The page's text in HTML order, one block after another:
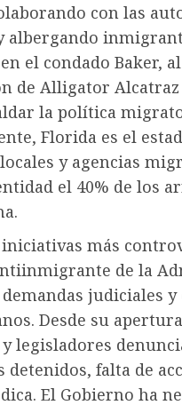
con las
albergando
el condado Baker,
de Alligator
la política
Florida es el
y agencias
el 40% de los
más
de la
judiciales y
Desde su
legisladores
falta de
El Gobierno ha